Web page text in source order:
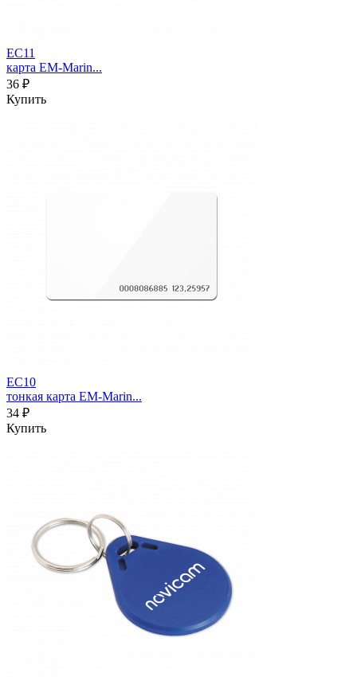
EC11
карта EM-Marin...
36 ₽
Купить
EC10
тонкая карта EM-Marin...
34 ₽
Купить